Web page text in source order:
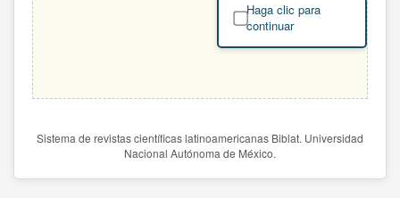
Haga clic para
continuar
Sistema de revistas científicas latinoamericanas Biblat. Universidad
Nacional Autónoma de México.